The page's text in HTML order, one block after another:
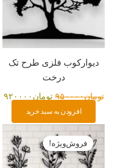
دیوارکوب فلزی طرح تک
درخت
تومان۹۵۰۰۰۰ تومان ۹۲۰۰۰۰
افزودن به سبد خرید
فروش‌ویژه!اصلی:
تومان۴۴۵۰۰۰
بود.